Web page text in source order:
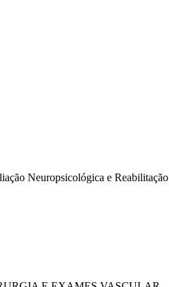
Neuropsicológica e Reabilitação